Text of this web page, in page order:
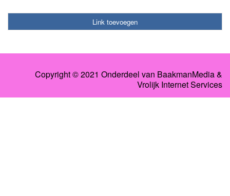
Link toevoegen
Copyright © 2021 Onderdeel van BaakmanMedia&
Vrolijk Internet Services